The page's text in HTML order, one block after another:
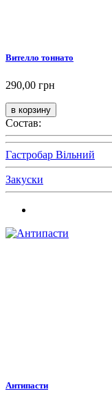
Вителло тоннато
290,00 грн
Состав:
Гастробар Вільний
Закуски
Антипасти